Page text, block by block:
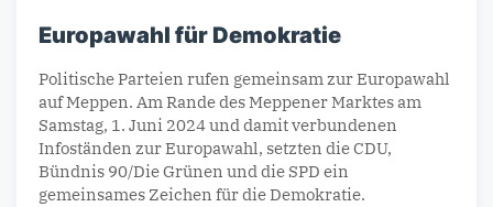
Europawahl für Demokratie
Politische Parteien rufen gemeinsam zur Europawahl
auf Meppen. Am Rande des Meppener Marktes am
Samstag, 1. Juni 2024 und damit verbundenen
Infoständen zur Europawahl, setzten die CDU,
Bündnis 90/Die Grünen und die SPD ein
gemeinsames Zeichen für die Demokratie.